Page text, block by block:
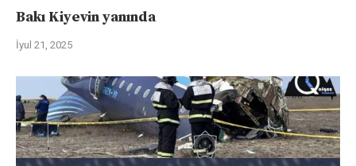
Bakı Kiyevin yanında
İyul 21, 2025